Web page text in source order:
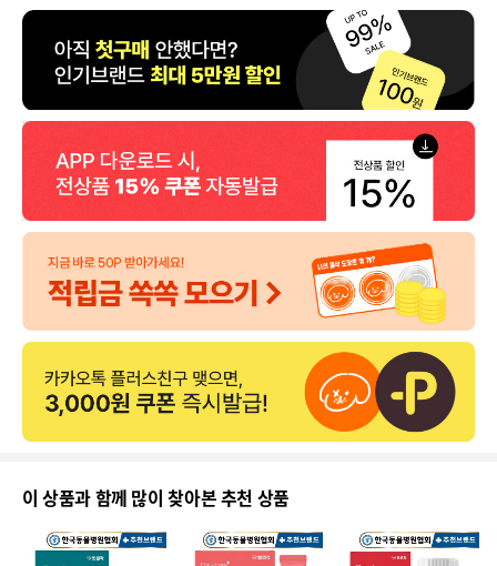
이 상품과 함께 많이 찾아본 추천 상품